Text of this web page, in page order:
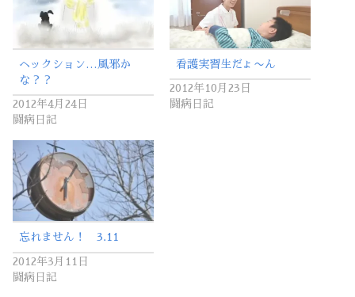
ヘックション…風邪か
な？？
2012年4月24日
闘病日記
看護実習生だょ〜ん
2012年10月23日
闘病日記
忘れません！ 3.11
2012年3月11日
闘病日記